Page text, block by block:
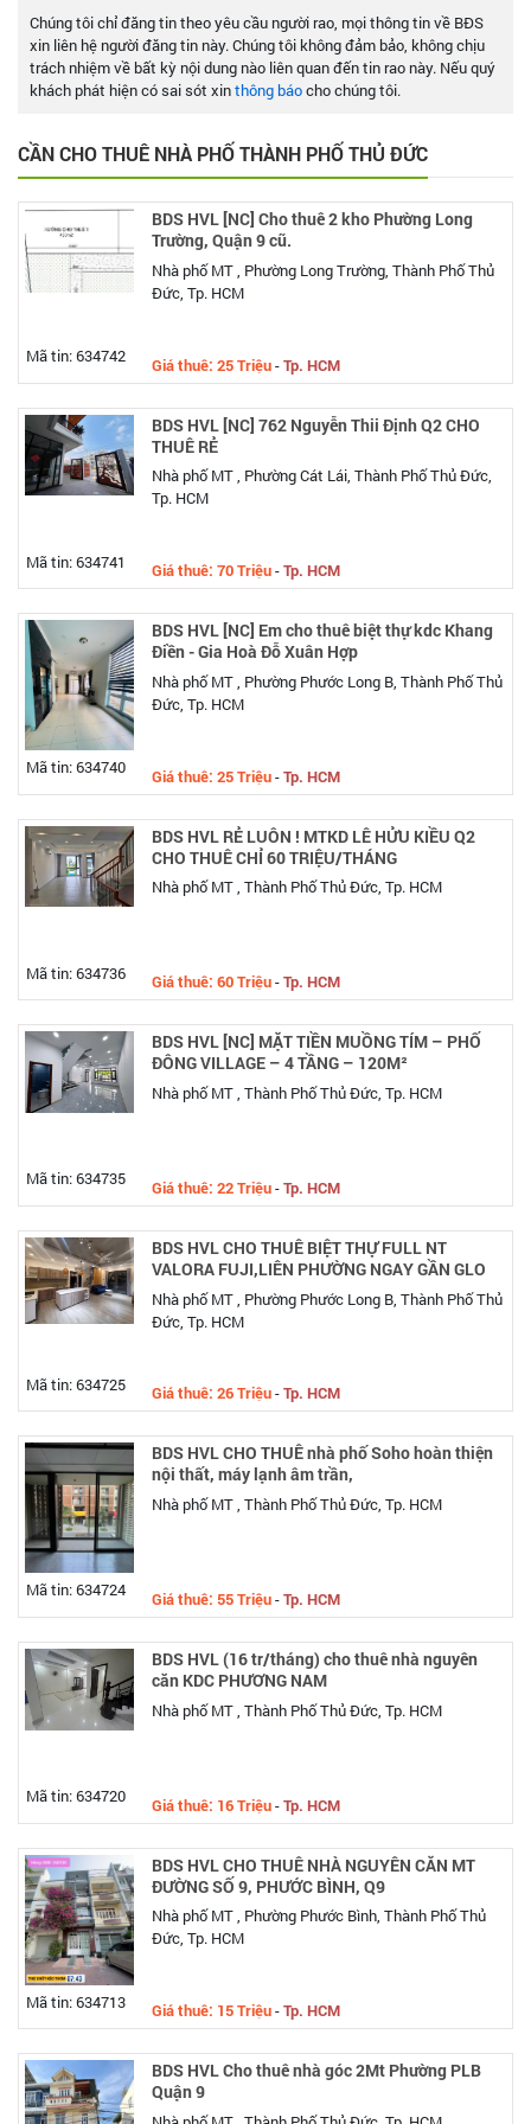
Chúng tôi chỉ đăng tin theo yêu cầu người rao, mọi thông tin về BĐS
xin liên hệ người đăng tin này. Chúng tôi không đảm bảo, không chịu
trách nhiệm về bất kỳ nội dung nào liên quan đến tin rao này. Nếu quý
khách phát hiện có sai sót xinthông báocho chúng tôi.
CẦN CHO THUÊ NHÀ PHỐ THÀNH PHỐ THỦ ĐỨC
Mã tin: 634742
BDS HVL [NC] Cho thuê 2 kho Phường Long
Trường, Quận 9 cũ.
Nhà phố MT , Phường Long Trường, Thành Phố Thủ
Đức, Tp. HCM
Giá thuê: 25 Triệu-Tp. HCM
Mã tin: 634741
BDS HVL [NC] 762 Nguyễn Thii Định Q2 CHO
THUÊ RẺ
Nhà phố MT , Phường Cát Lái, Thành Phố Thủ Đức,
Tp. HCM
Giá thuê: 70 Triệu-Tp. HCM
Mã tin: 634740
BDS HVL [NC] Em cho thuê biệt thự kdc Khang
Điền - Gia Hoà Đỗ Xuân Hợp
Nhà phố MT , Phường Phước Long B, Thành Phố Thủ
Đức, Tp. HCM
Giá thuê: 25 Triệu-Tp. HCM
Mã tin: 634736
BDS HVL RẺ LUÔN ! MTKD LÊ HỬU KIỀU Q2
CHO THUÊ CHỈ 60 TRIỆU/THÁNG
Nhà phố MT , Thành Phố Thủ Đức, Tp. HCM
Giá thuê: 60 Triệu-Tp. HCM
Mã tin: 634735
BDS HVL [NC] MẶT TIỀN MUỒNG TÍM – PHỐ
ĐÔNG VILLAGE – 4 TẦNG – 120M²
Nhà phố MT , Thành Phố Thủ Đức, Tp. HCM
Giá thuê: 22 Triệu-Tp. HCM
Mã tin: 634725
BDS HVL CHO THUÊ BIỆT THỰ FULL NT
VALORA FUJI,LIÊN PHƯỜNG NGAY GẦN GLO
Nhà phố MT , Phường Phước Long B, Thành Phố Thủ
Đức, Tp. HCM
Giá thuê: 26 Triệu-Tp. HCM
Mã tin: 634724
BDS HVL CHO THUÊ nhà phố Soho hoàn thiện
nội thất, máy lạnh âm trần,
Nhà phố MT , Thành Phố Thủ Đức, Tp. HCM
Giá thuê: 55 Triệu-Tp. HCM
Mã tin: 634720
BDS HVL (16 tr/tháng) cho thuê nhà nguyên
căn KDC PHƯƠNG NAM
Nhà phố MT , Thành Phố Thủ Đức, Tp. HCM
Giá thuê: 16 Triệu-Tp. HCM
Mã tin: 634713
BDS HVL CHO THUÊ NHÀ NGUYÊN CĂN MT
ĐƯỜNG SỐ 9, PHƯỚC BÌNH, Q9
Nhà phố MT , Phường Phước Bình, Thành Phố Thủ
Đức, Tp. HCM
Giá thuê: 15 Triệu-Tp. HCM
BDS HVL Cho thuê nhà góc 2Mt Phường PLB
Quận 9